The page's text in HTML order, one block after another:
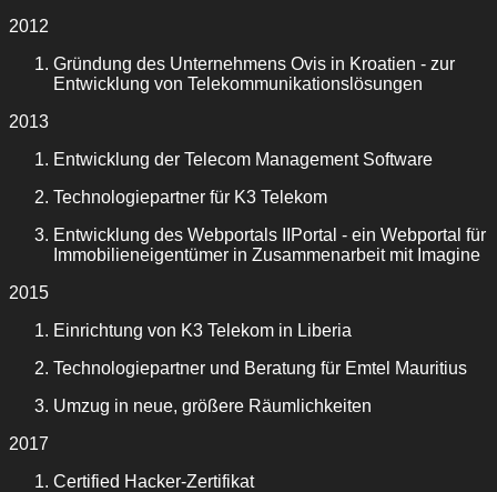
2012
Gründung des Unternehmens Ovis in Kroatien - zur
Entwicklung von Telekommunikationslösungen
2013
Entwicklung der Telecom Management Software
Technologiepartner für K3 Telekom
Entwicklung des Webportals IIPortal - ein Webportal für
Immobilieneigentümer in Zusammenarbeit mit Imagine
2015
Einrichtung von K3 Telekom in Liberia
Technologiepartner und Beratung für Emtel Mauritius
Umzug in neue, größere Räumlichkeiten
2017
Certified Hacker-Zertifikat